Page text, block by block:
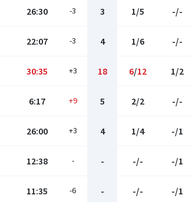
26:30 -3 3 1/5 -/-
22:07 -3 4 1/6 -/-
30:35 +3 18 6/12 1/2
6:17 +9 5 2/2 -/-
26:00 +3 4 1/4 -/1
12:38 - - -/- -/1
11:35 -6 - -/- -/1